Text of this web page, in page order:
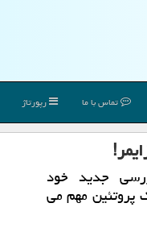
تماس با ما رپورتاژ
جدید خود
پروتئین مهم می